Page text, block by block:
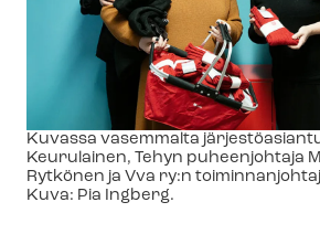
Kuvateksti
Kuvassa vasemmalta
Keurulainen, Tehyn puheenjohtaja
Rytkönen ja Vva ry:n
Kuva: Pia Ingberg.